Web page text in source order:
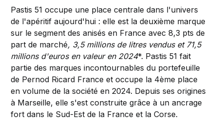
Pastis 51 occupe une place centrale dans l'univers
de l'apéritif aujourd'hui : elle est la deuxième marque
sur le segment des anisés en France avec 8,3 pts de
part de marché, 3,5 millions de litres vendus et 71,5
millions d'euros en valeur en 2024*. Pastis 51 fait
partie des marques incontournables du portefeuille
de Pernod Ricard France et occupe la 4ème place
en volume de la société en 2024. Depuis ses origines
à Marseille, elle s'est construite grâce à un ancrage
fort dans le Sud-Est de la France et la Corse.